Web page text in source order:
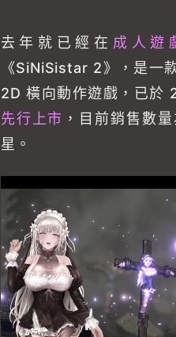
去年就已經在 成人遊
《SiNiSistar 2》，是一
2D 橫向動作遊戲，已於
先行上市 ，目前銷售數
星。